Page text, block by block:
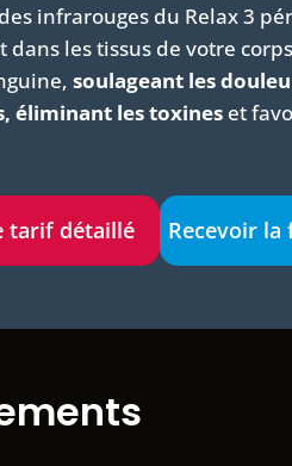
infrarouges du Relax 3
les tissus de votre
soulageant les
éliminant les toxineset
tarif détaillé Recevoir la